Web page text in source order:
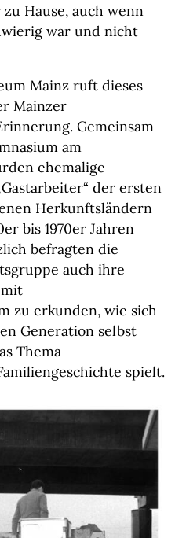
Hause, auch wenn
war und nicht
Mainz ruft dieses
Mainzer
Gemeinsam
am
ehemalige
der ersten
Herkunftsländern
bis 1970er Jahren
befragten die
auch ihre
zu erkunden, wie sich
Generation selbst
Thema
spielt.